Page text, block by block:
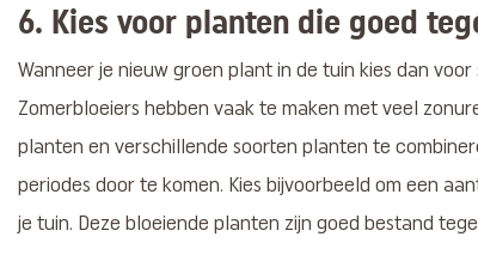
6. Kies voor planten die goed
Wanneer je nieuw groen plant in de tuin kies dan
Zomerbloeiers hebben vaak te maken met veel
planten en verschillende soorten planten te
periodes door te komen. Kies bijvoorbeeld om een
je tuin. Deze bloeiende planten zijn goed bestand